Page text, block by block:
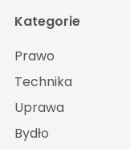
Kategorie
Prawo
Technika
Uprawa
Bydło